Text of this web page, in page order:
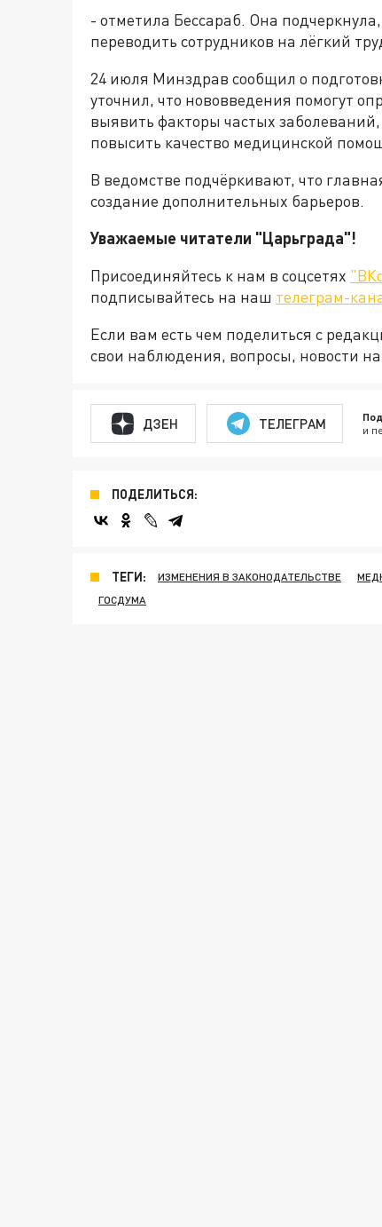
- отметила Бессараб. Она
переводить сотрудников на лёгкий
24 июля Минздрав сообщил о
уточнил, что нововведения помогут
выявить факторы частых
повысить качество медицинской
В ведомстве подчёркивают, что
создание дополнительных барьеров.
Уважаемые читатели "Царьграда"!
Присоединяйтесь к нам в соцсетях
подписывайтесь на наш телеграм-
Если вам есть чем поделиться с
свои наблюдения, вопросы, новости
ДЗЕН ТЕЛЕГРАМ и
ПОДЕЛИТЬСЯ:
ТЕГИ: ИЗМЕНЕНИЯ В ЗАКОНОДАТЕЛЬСТВЕ
ГОСДУМА